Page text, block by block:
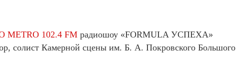
METRO 102.4 FM радиошоу «FORMULA УСПЕХА»
солист Камерной сцены им. Б. А. Покровского Большого